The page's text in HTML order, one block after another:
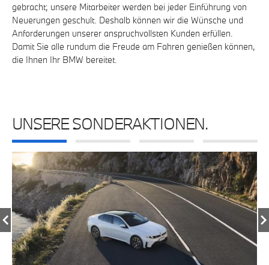
gebracht; unsere Mitarbeiter werden bei jeder Einführung von
Neuerungen geschult. Deshalb können wir die Wünsche und
Anforderungen unserer anspruchvollsten Kunden erfüllen.
Damit Sie alle rundum die Freude am Fahren genießen können,
die Ihnen Ihr BMW bereitet.
UNSERE SONDERAKTIONEN.